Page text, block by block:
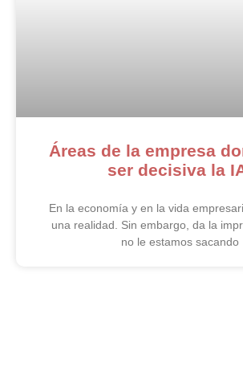
Áreas de la empresa
ser decisiva la
En la economía y en la vida
una realidad. Sin embargo, da la
no le estamos sacando